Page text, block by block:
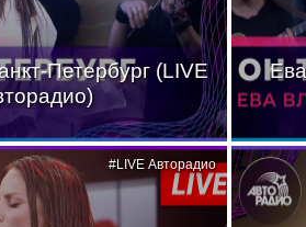
Петербург (LIVE
#LIVE Авторадио